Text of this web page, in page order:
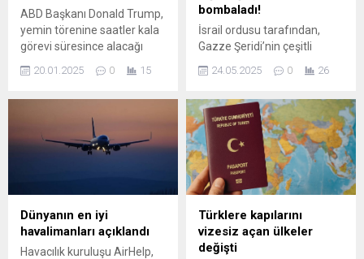
ABD Başkanı Donald Trump,
yemin törenine saatler kala
görevi süresince alacağı
maaş da belli oldu. Trump'ın
maaşı ile beraber dünya
Cumhurbaşkanı
Erdoğan'dan diğer liderlere
20.01.2025 0 15
bombaladı!
İsrail ordusu tarafından,
Gazze Şeridi’nin çeşitli
bölgeleri yine hedef alındı.
Saldırılarda 2’si çocuk 5
Görgü tanıkları ve yerel
kaynakların aktardığına
göre, İsrail, Gazze'nin çeşitli
bölgelerinde Filistinlilerin ...
24.05.2025 0 26
Dünyanın en iyi
havalimanları açıklandı
Havacılık kuruluşu AirHelp,
Türklere kapılarını
vizesiz açan ülkeler
değişti